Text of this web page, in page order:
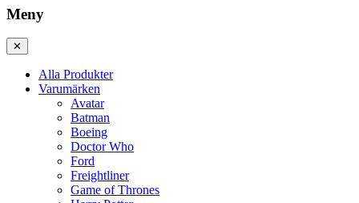
Meny
✕
Alla Produkter
Varumärken
Avatar
Batman
Boeing
Doctor Who
Ford
Freightliner
Game of Thrones